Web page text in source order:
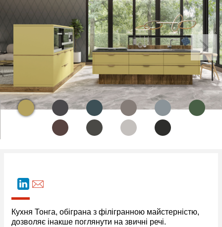
Кухня Тонга, обіграна з філігранною майстерністю,
дозволяє інакше поглянути на звичні речі.